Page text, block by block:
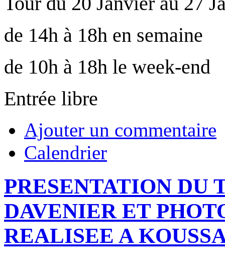
de 14h à 18h en semaine
de 10h à 18h le week-end
Entrée libre
Ajouter un commentaire
Calendrier
PRESENTATION DU
DAVENIER ET
REALISEE A